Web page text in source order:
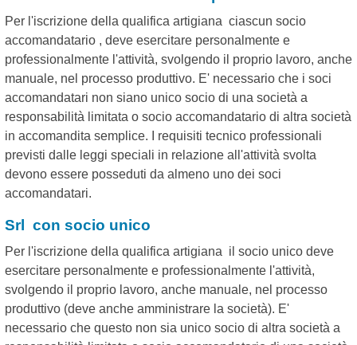
Per l'iscrizione della qualifica artigiana ciascun socio
accomandatario , deve esercitare personalmente e
professionalmente l'attività, svolgendo il proprio lavoro, anche
manuale, nel processo produttivo. E' necessario che i soci
accomandatari non siano unico socio di una società a
responsabilità limitata o socio accomandatario di altra società
in accomandita semplice. I requisiti tecnico professionali
previsti dalle leggi speciali in relazione all'attività svolta
devono essere posseduti da almeno uno dei soci
accomandatari.
Srl con socio unico
Per l'iscrizione della qualifica artigiana il socio unico deve
esercitare personalmente e professionalmente l'attività,
svolgendo il proprio lavoro, anche manuale, nel processo
produttivo (deve anche amministrare la società). E'
necessario che questo non sia unico socio di altra società a